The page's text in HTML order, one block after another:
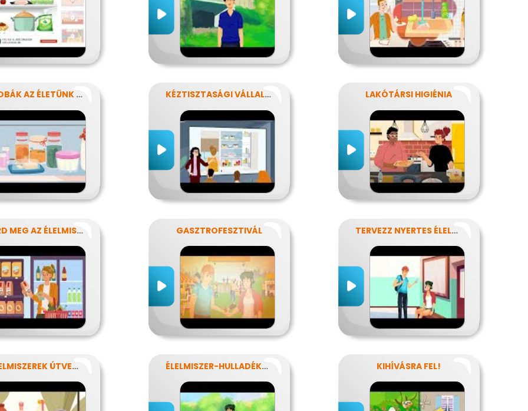
MIKROBÁK AZ ÉLETÜNK SZÁMOS TERÜLETÉN KÉZTISZTASÁGI VÁLLALAT LAKÓTÁRSI HIGIÉNIA
ISMERD MEG AZ ÉLELMISZEREK TITKAIT! GASZTROFESZTIVÁL TERVEZZ NYERTES ÉLELMISZER-CSOMAGOLÁST!
AZ ÉLELMISZEREK ÚTVESZTŐJÉBEN ÉLELMISZER-HULLADÉKOK KIHÍVÁSRA FEL!